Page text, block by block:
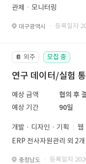
관제ㆍ모니터링
대구광역시 · 등록일자
📔 외주 모집 중
연구 데이터/실험
예상 금액
협의 후
예상 기간
90일
개발 · 디자인 · 기획
웹
ERP 전사자원관리 외 2개
충청남도 · 등록일자